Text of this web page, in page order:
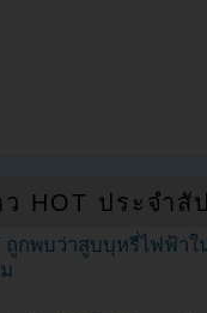
HOT ประจำสั
ถูกพบว่าสูบบุหรี่ไฟฟ้าใ